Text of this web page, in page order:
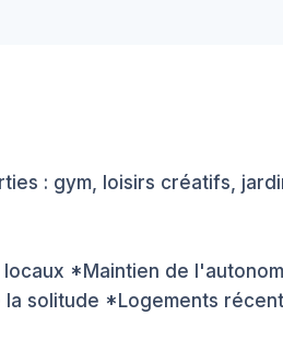
: gym, loisirs créatifs,
*Maintien de
solitude *Logements